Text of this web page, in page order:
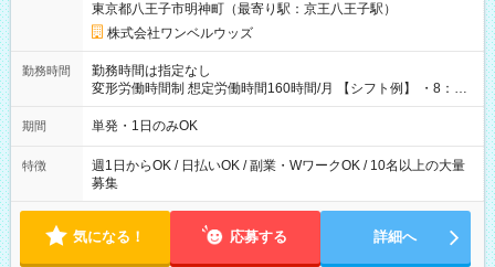
東京都八王子市明神町（最寄り駅：京王八王子駅）
株式会社ワンベルウッズ
勤務時間
勤務時間は指定なし
変形労働時間制 想定労働時間160時間/月 【シフト例】 ・8：00
～21：00
期間 単発・1日のみOK
特徴
週1日からOK / 日払いOK / 副業・WワークOK / 10名以上の大量
募集
気になる！ 応募する 詳細へ